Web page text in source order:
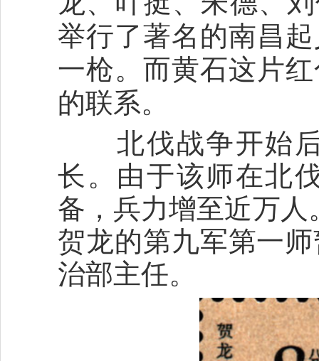
举行了著名的南昌
一枪。而黄石这片
的联系。
北伐战争开始后
长。由于该师在北
备，兵力增至近万人
贺龙的第九军第一
治部主任。